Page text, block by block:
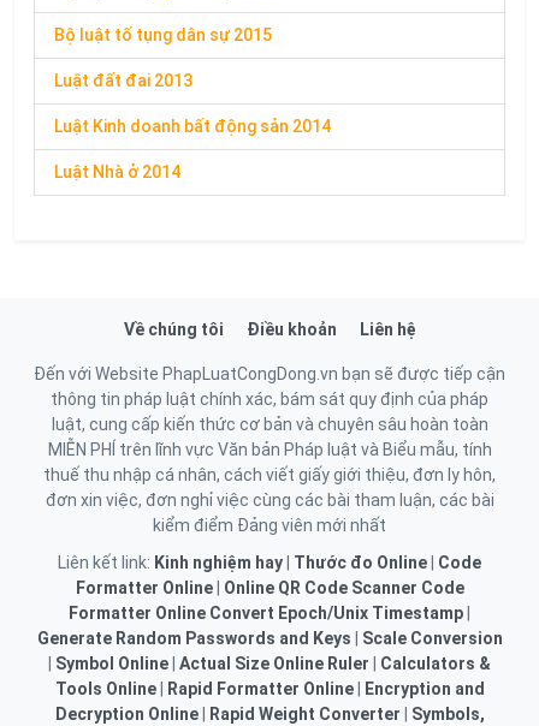
Bộ luật tố tụng dân sự 2015
Luật đất đai 2013
Luật Kinh doanh bất động sản 2014
Luật Nhà ở 2014
Về chúng tôi Điều khoản Liên hệ
Đến với Website PhapLuatCongDong.vn bạn sẽ được tiếp cận
thông tin pháp luật chính xác, bám sát quy định của pháp
luật, cung cấp kiến thức cơ bản và chuyên sâu hoàn toàn
MIỄN PHÍ trên lĩnh vực Văn bản Pháp luật và Biểu mẫu, tính
thuế thu nhập cá nhân, cách viết giấy giới thiệu, đơn ly hôn,
đơn xin việc, đơn nghỉ việc cùng các bài tham luận, các bài
kiểm điểm Đảng viên mới nhất
Liên kết link: Kinh nghiệm hay Thước đo Online
Code
Formatter Online| Online QR Code Scanner Code
Formatter Online Convert Epoch/Unix Timestamp
Generate Random Passwords and Keys
Scale Conversion
Symbol Online Actual Size Online Ruler
Calculators &
Tools Online| Rapid Formatter Online|
Encryption and
Decryption Online| Rapid Weight Converter Symbols,